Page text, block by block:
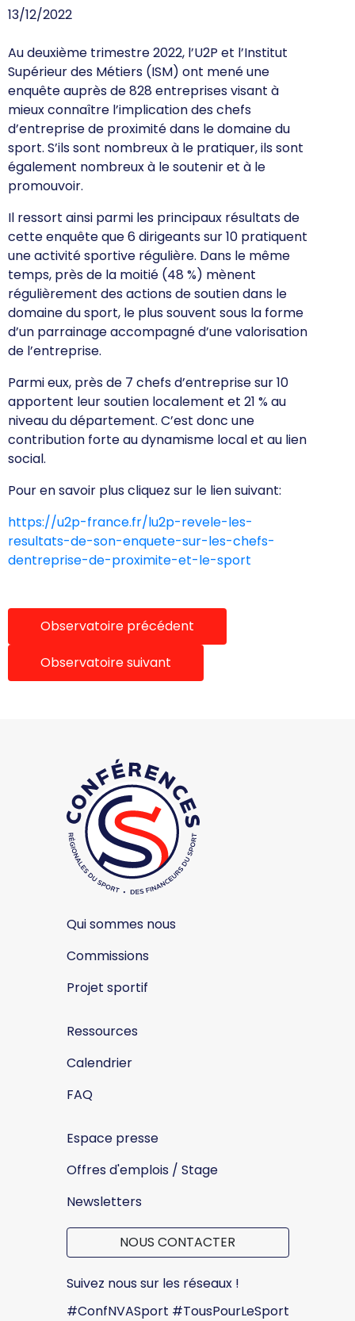
13/12/2022
Au deuxième trimestre 2022, l’U2P et l’Institut
Supérieur des Métiers (ISM) ont mené une
enquête auprès de 828 entreprises visant à
mieux connaître l’implication des chefs
d’entreprise de proximité dans le domaine du
sport. S’ils sont nombreux à le pratiquer, ils sont
également nombreux à le soutenir et à le
promouvoir.
Il ressort ainsi parmi les principaux résultats de
cette enquête que 6 dirigeants sur 10 pratiquent
une activité sportive régulière. Dans le même
temps, près de la moitié (48 %) mènent
régulièrement des actions de soutien dans le
domaine du sport, le plus souvent sous la forme
d’un parrainage accompagné d’une valorisation
de l’entreprise.
Parmi eux, près de 7 chefs d’entreprise sur 10
apportent leur soutien localement et 21 % au
niveau du département. C’est donc une
contribution forte au dynamisme local et au lien
social.
Pour en savoir plus cliquez sur le lien suivant:
https://u2p-france.fr/lu2p-revele-les-
resultats-de-son-enquete-sur-les-chefs-
dentreprise-de-proximite-et-le-sport
Observatoire précédent
Observatoire suivant
Qui sommes nous
Commissions
Projet sportif
Ressources
Calendrier
FAQ
Espace presse
Offres d'emplois / Stage
Newsletters
NOUS CONTACTER
Suivez nous sur les réseaux !
#ConfNVASport #TousPourLeSport